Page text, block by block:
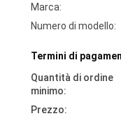
Marca:
Numero di modello:
Termini di
Quantità di ordine
minimo:
Prezzo: